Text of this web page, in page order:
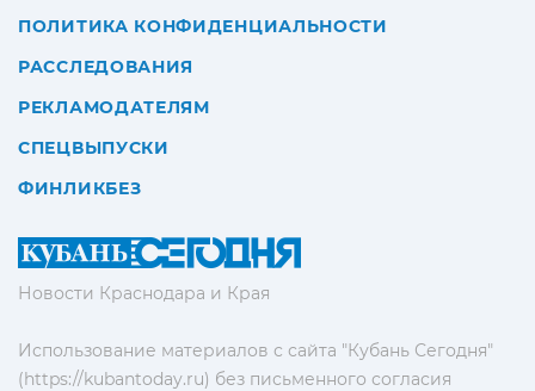
Новости Краснодара и Края
Использование материалов с сайта "Кубань Сегодня"
(https://kubantoday.ru) без письменного согласия
ПОЛИТИКА КОНФИДЕНЦИАЛЬНОСТИ
РАССЛЕДОВАНИЯ
РЕКЛАМОДАТЕЛЯМ
СПЕЦВЫПУСКИ
ФИНЛИКБЕЗ